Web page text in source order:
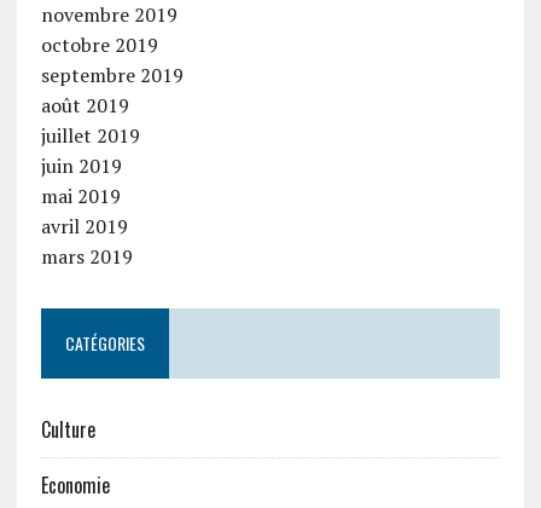
novembre 2019
octobre 2019
septembre 2019
août 2019
juillet 2019
juin 2019
mai 2019
avril 2019
mars 2019
CATÉGORIES
Culture
Economie